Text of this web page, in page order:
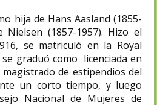
hija de Hans Aasland (1855-
Nielsen (1857-1957). Hizo el
se matriculó en la Royal
graduó como licenciada en
de estipendios del
un corto tiempo, y luego
Nacional de Mujeres de